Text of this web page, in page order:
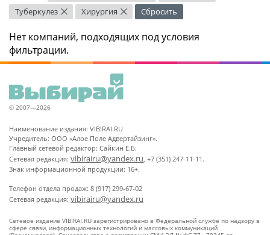
Туберкулез × Хирургия × Сбросить
Нет компаний, подходящих под условия
фильтрации.
© 2007—2026
Наименование издания: VIBIRAI.RU
Учредитель: ООО «Алое Поле Адвертайзинг».
Главный сетевой редактор: Сайкин Е.Б.
Сетевая редакция: vibirairu@yandex.ru, +7 (351) 247-11-11.
Знак информационной продукции: 16+.
Телефон отдела продаж: 8 (917) 299-67-02
Сетевая редакция: vibirairu@yandex.ru
Сетевое издание VIBIRAI.RU зарегистрировано в Федеральной службе по надзору в
сфере связи, информационных технологий и массовых коммуникаций